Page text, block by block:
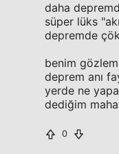
daha
süper lüks
depremde
benim
deprem anı
yerde ne
dediğim
0